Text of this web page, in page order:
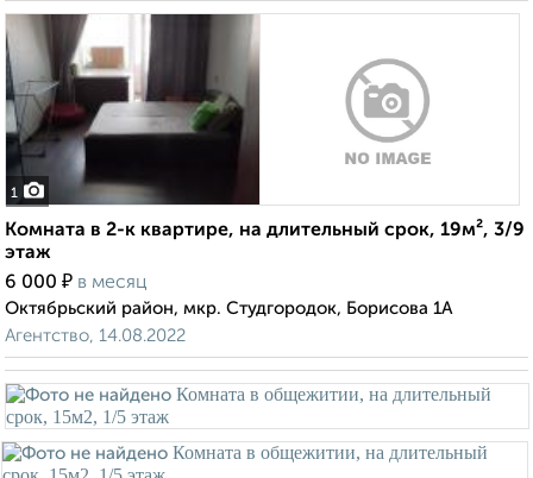
1
Комната в 2-к квартире, на длительный срок, 19м², 3/9
этаж
6 000 ₽ в месяц
Октябрьский район, мкр. Студгородок, Борисова 1А
Агентство, 14.08.2022